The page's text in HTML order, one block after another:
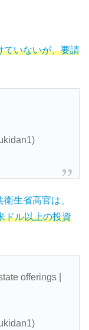
ていないが、要請
生省高官は、
ドル以上の投資
offerings |